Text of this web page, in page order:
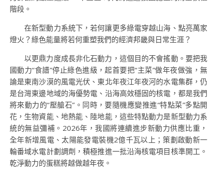
階段。
在新型動力系統下，若何讓更多綠電穿越山海、點亮萬家
燈火？綠色能量將若何重塑我們的經濟邦畿與日常生涯？
以更鼎力度成長非化石動力，這個目的不會搖動。要把我
國動力“食譜”停止綠色進級，起首要把“主菜”做年夜做強，無
論是東南沙漠的風電光伏、東北年夜江年夜河的水電集群，仍
是台灣東邊地域的海優勢電、沿海高效穩固的核電，都是我們
將來動力的“壓艙石”。同時，要隨機應變推進“特點菜”多點開
花，生物資能、地熱能、陸地能，這些特點動力是新型動力系
統的無益彌補。2026年，我國將連續進步新動力供應比重，
全年新增風電、太陽能發電裝機2億千瓦以上；策劃啟動新一
輪番域水電計劃調劑，積極推進一批沿海核電項目核準開工。
乾淨動力的蛋糕將越做越年夜。